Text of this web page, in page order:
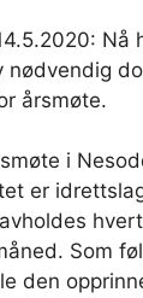
Nå
nødvendig
årsmøte.
i
er
Som
den